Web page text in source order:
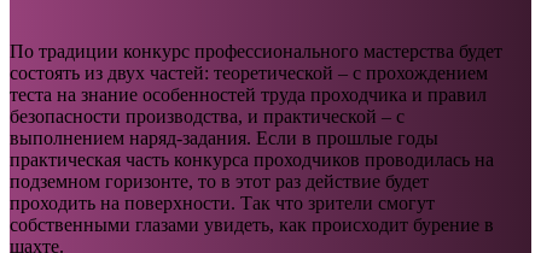
По традиции конкурс профессионального мастерства будет
состоять из двух частей: теоретической – с прохождением
теста на знание особенностей труда проходчика и правил
безопасности производства, и практической – с
выполнением наряд-задания. Если в прошлые годы
практическая часть конкурса проходчиков проводилась на
подземном горизонте, то в этот раз действие будет
проходить на поверхности. Так что зрители смогут
собственными глазами увидеть, как происходит бурение в
шахте.